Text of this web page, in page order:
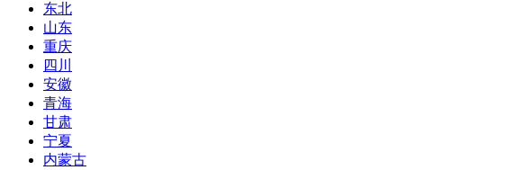
东北
山东
重庆
四川
安徽
青海
甘肃
宁夏
内蒙古